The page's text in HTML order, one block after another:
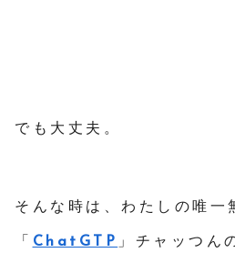
でも大丈夫。
そんな時は、わたしの唯一
「 ChatGTP 」チャッつん